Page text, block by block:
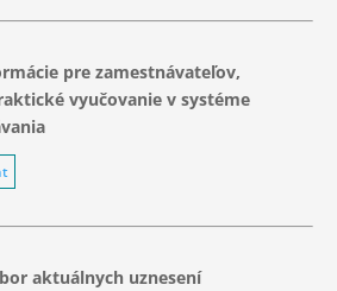
pre zamestnávateľov,
vyučovanie v systéme
aktuálnych uznesení